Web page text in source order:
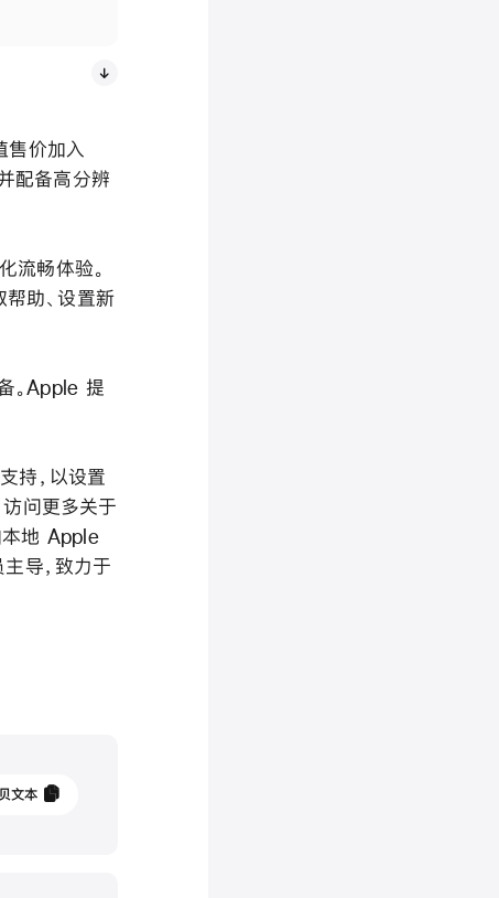
售价加入
配备高分辨
流畅体验。
助、设置新
。Apple 提
持，以设置
问更多关于
本地 Apple
导，致力于
文本